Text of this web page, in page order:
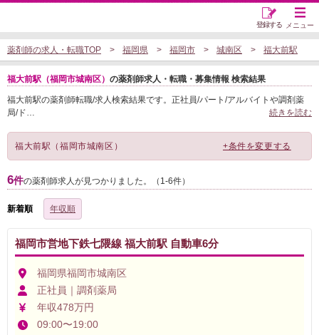
メニュー
登録する
薬剤師の求人・転職TOP 福岡県 福岡市 城南区 福大前駅
福大前駅（福岡市城南区） の薬剤師求人・転職・募集情報 検索結果
福大前駅の薬剤師転職/求人検索結果です。正社員/パート/アルバイトや調剤薬
局/ド… 続きを読む
福大前駅（福岡市城南区） +条件を変更する
6件の薬剤師求人が見つかりました。（1-6件）
新着順 年収順
福岡市営地下鉄七隈線 福大前駅 自動車6分
福岡県福岡市城南区
正社員｜調剤薬局
年収478万円
09:00〜19:00